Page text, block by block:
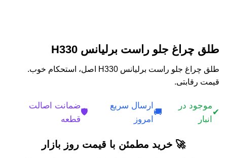
طلق چراغ جلو راست برلیانس H330
طلق چراغ جلو راست برلیانس H330 اصل، استحکام خوب.
قیمت رقابتی.
✔
موجود در
انبار
🚚
ارسال سریع
امروز
🛡️
ضمانت اصالت
قطعه
🚀 خرید مطمئن با قیمت روز بازار